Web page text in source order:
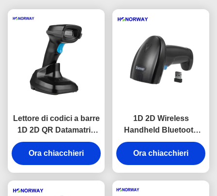
Lettore di codici a barre
1D 2D QR Datamatrix
Inverso Portatile
Scanner Manuale
Wireless Bluetooth USB
Ora chiacchieri
1D 2D Wireless
Handheld Bluetooth
Barcode Scanner
Velocità regolabile per il
pagamento QR
Ora chiacchieri